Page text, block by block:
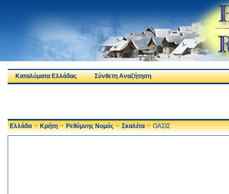
Καταλύματα Ελλάδας Σύνθετη Αναζήτηση
Ελλάδα Κρήτη Ρεθύμνης Νομός Σκαλέτα ΟΑΣΙΣ